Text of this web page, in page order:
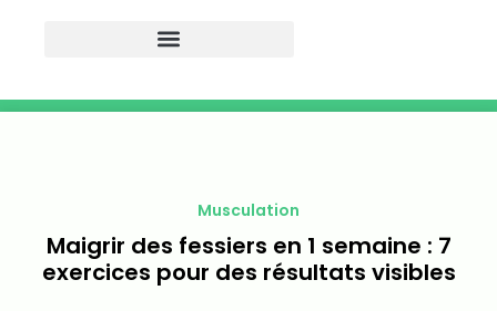
Musculation
Maigrir des fessiers en 1 semaine : 7
exercices pour des résultats visibles